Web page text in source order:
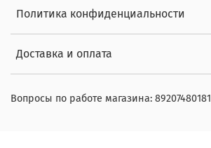
Политика конфиденциальности
Доставка и оплата
Вопросы по работе магазина: 89207480181